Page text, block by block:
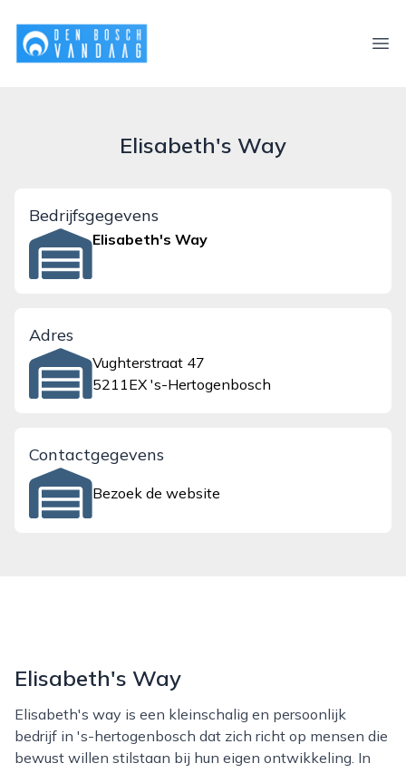
denboschvandaag.nl
Elisabeth's Way
Bedrijfsgegevens
Elisabeth's Way
Adres
Vughterstraat 47
5211EX 's-Hertogenbosch
Contactgegevens
Bezoek de website
Elisabeth's Way
Elisabeth's way is een kleinschalig en persoonlijk
bedrijf in 's-hertogenbosch dat zich richt op mensen die
bewust willen stilstaan bij hun eigen ontwikkeling. In